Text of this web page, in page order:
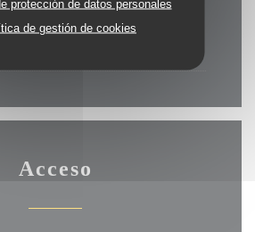
protección de datos personales
de gestión de cookies
Sab Dom
Acceso